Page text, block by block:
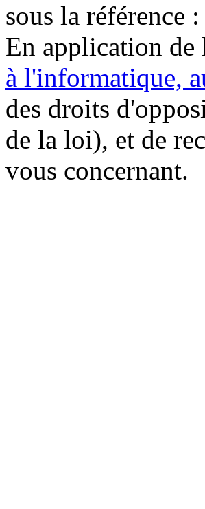
sous la référence
En application de
à l'informatique,
des droits
de la loi), et de
vous concernant.